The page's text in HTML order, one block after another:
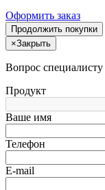
Оформить заказ
Продолжить покупки
×Закрыть
Вопрос специалисту
Продукт
Ваше имя
Телефон
E-mail